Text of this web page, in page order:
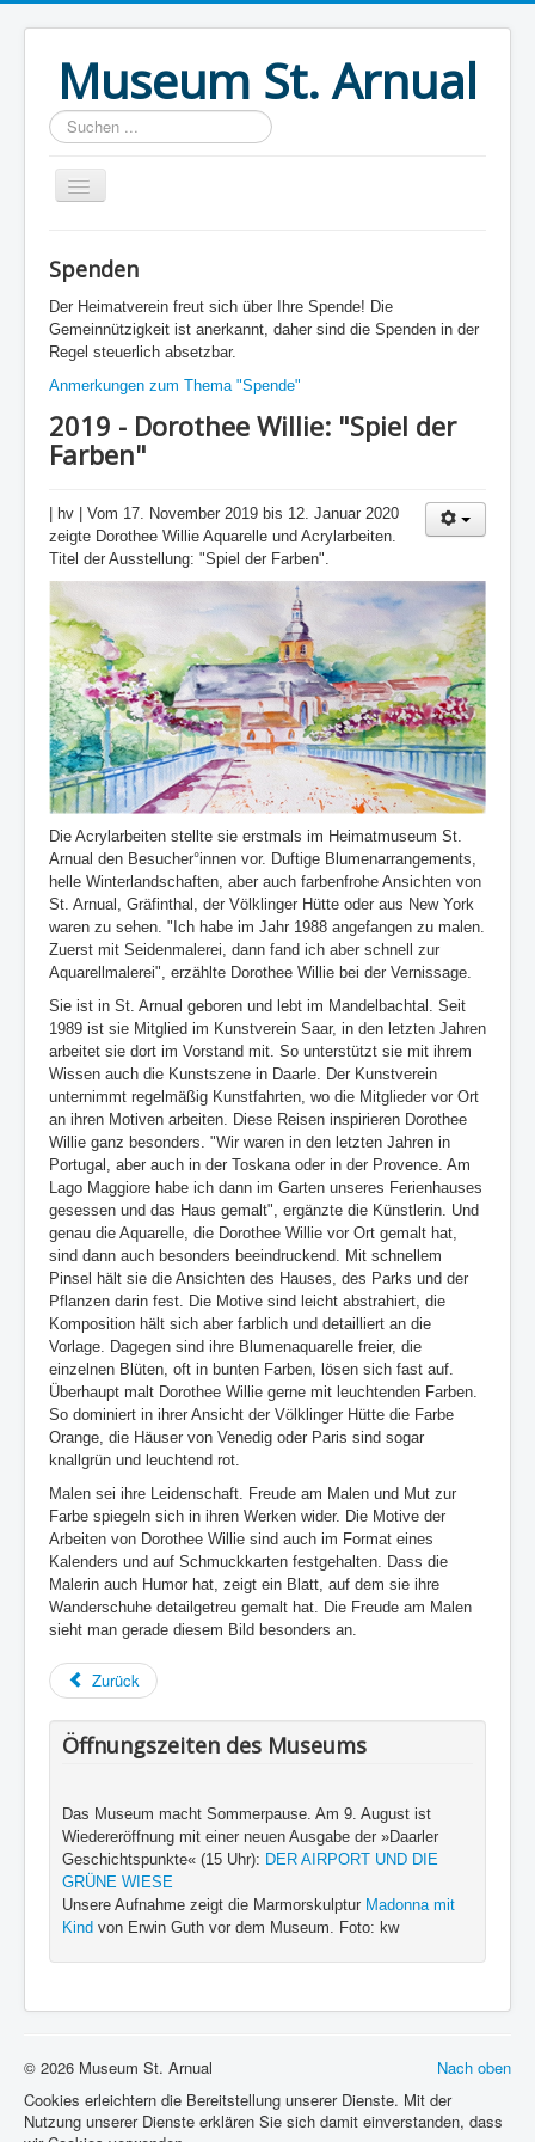
Museum St. Arnual
Suchen
...
Verein
Themen
Museum
Aktuell
Privatsphäre und Datenschutz
Mitglied werden!
Impressum
Aktuelle Seite: Startseite
Ausstellungen
Dorothee Willie: Spiel der Farben
Spenden
Der Heimatverein freut sich über Ihre Spende! Die
Gemeinnützigkeit ist anerkannt, daher sind die Spenden in der
Regel steuerlich absetzbar.
Anmerkungen zum Thema "Spende"
2019 - Dorothee Willie: "Spiel der
Farben"
| hv | Vom 17. November 2019 bis 12. Januar 2020
zeigte Dorothee Willie Aquarelle und Acrylarbeiten.
Titel der Ausstellung: "Spiel der Farben".
Die Acrylarbeiten stellte sie erstmals im Heimatmuseum St.
Arnual den Besucher°innen vor. Duftige Blumenarrangements,
helle Winterlandschaften, aber auch farbenfrohe Ansichten von
St. Arnual, Gräfinthal, der Völklinger Hütte oder aus New York
waren zu sehen. "Ich habe im Jahr 1988 angefangen zu malen.
Zuerst mit Seidenmalerei, dann fand ich aber schnell zur
Aquarellmalerei", erzählte Dorothee Willie bei der Vernissage.
Sie ist in St. Arnual geboren und lebt im Mandelbachtal. Seit
1989 ist sie Mitglied im Kunstverein Saar, in den letzten Jahren
arbeitet sie dort im Vorstand mit. So unterstützt sie mit ihrem
Wissen auch die Kunstszene in Daarle. Der Kunstverein
unternimmt regelmäßig Kunstfahrten, wo die Mitglieder vor Ort
an ihren Motiven arbeiten. Diese Reisen inspirieren Dorothee
Willie ganz besonders. "Wir waren in den letzten Jahren in
Portugal, aber auch in der Toskana oder in der Provence. Am
Lago Maggiore habe ich dann im Garten unseres Ferienhauses
gesessen und das Haus gemalt", ergänzte die Künstlerin. Und
genau die Aquarelle, die Dorothee Willie vor Ort gemalt hat,
sind dann auch besonders beeindruckend. Mit schnellem
Pinsel hält sie die Ansichten des Hauses, des Parks und der
Pflanzen darin fest. Die Motive sind leicht abstrahiert, die
Komposition hält sich aber farblich und detailliert an die
Vorlage. Dagegen sind ihre Blumenaquarelle freier, die
einzelnen Blüten, oft in bunten Farben, lösen sich fast auf.
Überhaupt malt Dorothee Willie gerne mit leuchtenden Farben.
So dominiert in ihrer Ansicht der Völklinger Hütte die Farbe
Orange, die Häuser von Venedig oder Paris sind sogar
knallgrün und leuchtend rot.
Malen sei ihre Leidenschaft. Freude am Malen und Mut zur
Farbe spiegeln sich in ihren Werken wider. Die Motive der
Arbeiten von Dorothee Willie sind auch im Format eines
Kalenders und auf Schmuckkarten festgehalten. Dass die
Malerin auch Humor hat, zeigt ein Blatt, auf dem sie ihre
Wanderschuhe detailgetreu gemalt hat. Die Freude am Malen
sieht man gerade diesem Bild besonders an.
Zurück
Öffnungszeiten des Museums
Das Museum macht Sommerpause. Am 9. August ist
Wiedereröffnung mit einer neuen Ausgabe der »Daarler
Geschichtspunkte« (15 Uhr): DER AIRPORT UND DIE
GRÜNE WIESE
Unsere Aufnahme zeigt die Marmorskulptur Madonna mit
Kind von Erwin Guth vor dem Museum. Foto: kw
Nach oben
© 2026 Museum St. Arnual
Cookies erleichtern die Bereitstellung unserer Dienste. Mit der
Nutzung unserer Dienste erklären Sie sich damit einverstanden, dass